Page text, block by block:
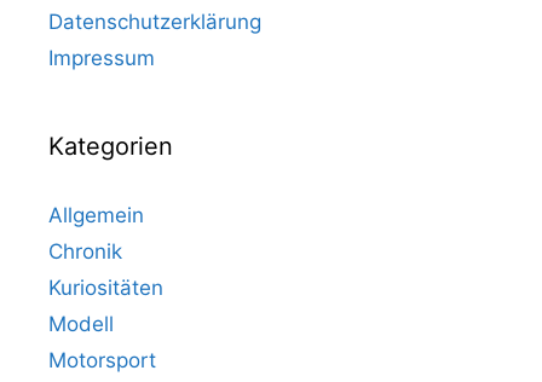
Datenschutzerklärung
Impressum
Kategorien
Allgemein
Chronik
Kuriositäten
Modell
Motorsport